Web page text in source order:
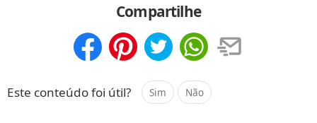
Compartilhe
Este conteúdo foi útil? Sim Não